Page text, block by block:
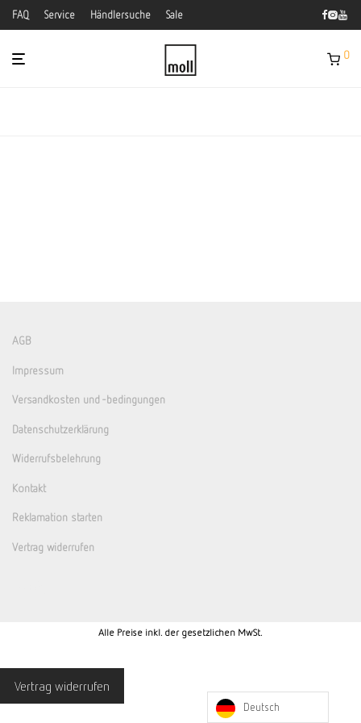
FAQ Service Händlersuche Sale
0
AGB
Impressum
Versandkosten und -bedingungen
Datenschutzerklärung
Widerrufsbelehrung
Kontakt
Reklamation starten
Vertrag widerrufen
Alle Preise inkl. der gesetzlichen MwSt.
Vertrag widerrufen
Deutsch